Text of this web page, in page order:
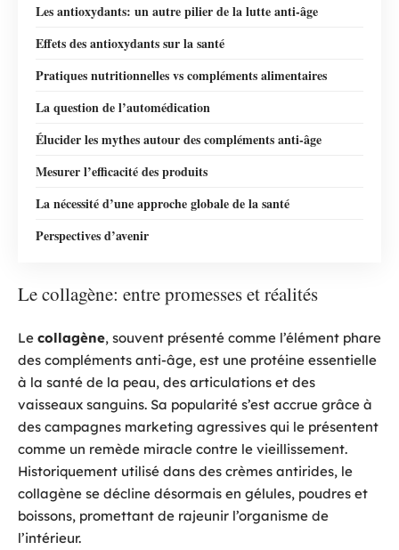
Les antioxydants: un autre pilier de la lutte anti-âge
Effets des antioxydants sur la santé
Pratiques nutritionnelles vs compléments alimentaires
La question de l’automédication
Élucider les mythes autour des compléments anti-âge
Mesurer l’efficacité des produits
La nécessité d’une approche globale de la santé
Perspectives d’avenir
Le collagène: entre promesses et réalités
Le collagène, souvent présenté comme l’élément phare
des compléments anti-âge, est une protéine essentielle
à la santé de la peau, des articulations et des
vaisseaux sanguins. Sa popularité s’est accrue grâce à
des campagnes marketing agressives qui le présentent
comme un remède miracle contre le vieillissement.
Historiquement utilisé dans des crèmes antirides, le
collagène se décline désormais en gélules, poudres et
boissons, promettant de rajeunir l’organisme de
l’intérieur.